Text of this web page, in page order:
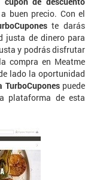
buen precio. Con el
te darás
justa de dinero para
y podrás disfrutar
compra en Meatme
lado la oportunidad
TurboCuponespuede
plataforma de esta